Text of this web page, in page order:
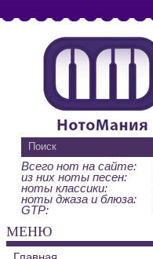
Всего нот на сайте:
из них ноты песен:
ноты классики:
ноты джаза и блюза:
GTP:
МЕНЮ